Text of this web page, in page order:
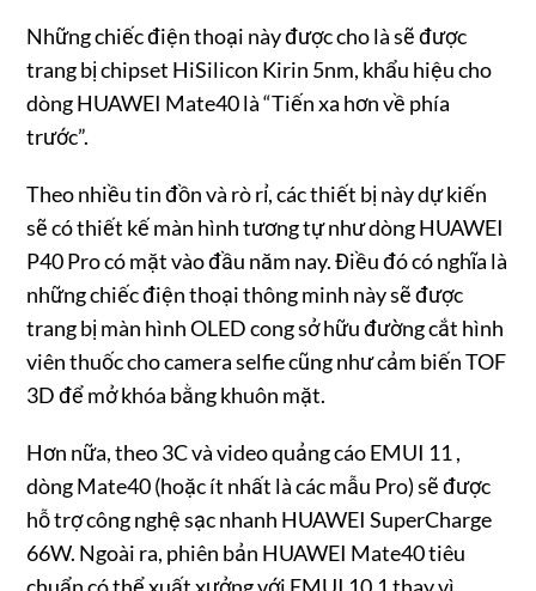
Những chiếc điện thoại này được cho là sẽ được
trang bị chipset HiSilicon Kirin 5nm, khẩu hiệu cho
dòng HUAWEI Mate40 là “Tiến xa hơn về phía
trước”.
Theo nhiều tin đồn và rò rỉ, các thiết bị này dự kiến ​​
sẽ có thiết kế màn hình tương tự như dòng HUAWEI
P40 Pro có mặt vào đầu năm nay. Điều đó có nghĩa là
những chiếc điện thoại thông minh này sẽ được
trang bị màn hình OLED cong sở hữu đường cắt hình
viên thuốc cho camera selfie cũng như cảm biến TOF
3D để mở khóa bằng khuôn mặt.
Hơn nữa, theo 3C và video quảng cáo EMUI 11 ,
dòng Mate40 (hoặc ít nhất là các mẫu Pro) sẽ được
hỗ trợ công nghệ sạc nhanh HUAWEI SuperCharge
66W. Ngoài ra, phiên bản HUAWEI Mate40 tiêu